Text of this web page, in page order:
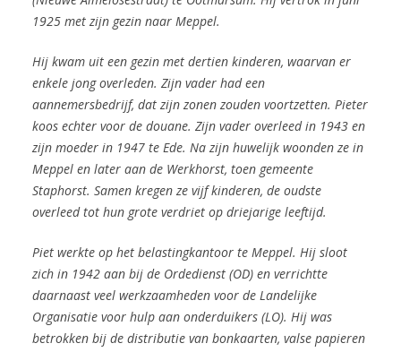
1925 met zijn gezin naar Meppel.
Hij kwam uit een gezin met dertien kinderen, waarvan er
enkele jong overleden. Zijn vader had een
aannemersbedrijf, dat zijn zonen zouden voortzetten. Pieter
koos echter voor de douane. Zijn vader overleed in 1943 en
zijn moeder in 1947 te Ede. Na zijn huwelijk woonden ze in
Meppel en later aan de Werkhorst, toen gemeente
Staphorst. Samen kregen ze vijf kinderen, de oudste
overleed tot hun grote verdriet op driejarige leeftijd.
Piet werkte op het belastingkantoor te Meppel. Hij sloot
zich in 1942 aan bij de Ordedienst (OD) en verrichtte
daarnaast veel werkzaamheden voor de Landelijke
Organisatie voor hulp aan onderduikers (LO). Hij was
betrokken bij de distributie van bonkaarten, valse papieren